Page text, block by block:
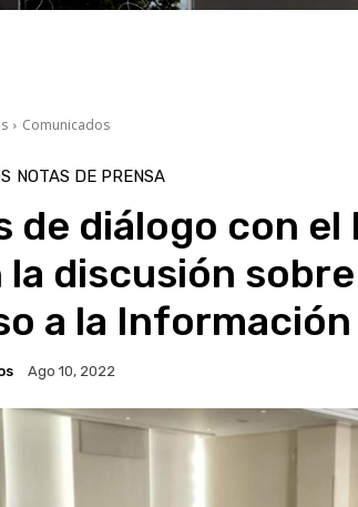
Comunicados
NOTAS DE PRENSA
de diálogo con
la discusión
a la Información
Ago 10, 2022